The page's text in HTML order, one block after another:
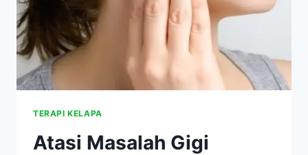
TERAPI KELAPA
Atasi Masalah Gigi